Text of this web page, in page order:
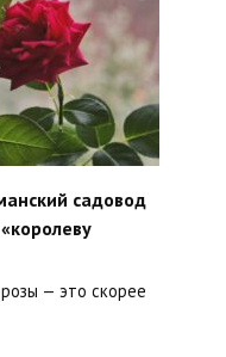
садовод
— это скорее